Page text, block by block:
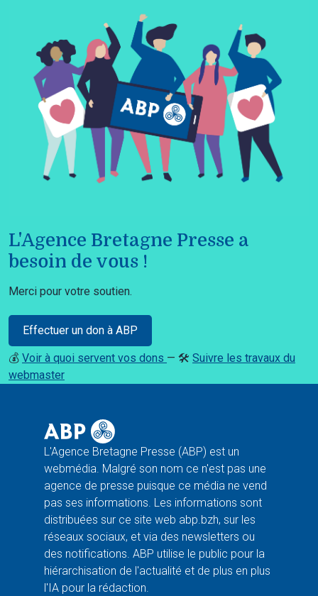
L'Agence Bretagne Presse a
besoin de vous !
Merci pour votre soutien.
Effectuer un don à ABP
💰 Voir à quoi servent vos dons — 🛠️ Suivre les travaux du
webmaster
L'Agence Bretagne Presse (ABP) est un
webmédia. Malgré son nom ce n'est pas une
agence de presse puisque ce média ne vend
pas ses informations. Les informations sont
distribuées sur ce site web abp.bzh, sur les
réseaux sociaux, et via des newsletters ou
des notifications. ABP utilise le public pour la
hiérarchisation de l'actualité et de plus en plus
l'IA pour la rédaction.